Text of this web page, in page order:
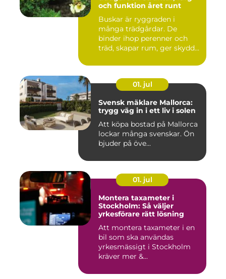
och funktion året runt
Buskar är ryggraden i
många trädgårdar. De
binder ihop perenner och
träd, skapar rum, ger skydd
01. jul
Svensk mäklare Mallorca:
trygg väg in i ett liv i solen
Att köpa bostad på Mallorca
lockar många svenskar. Ön
bjuder på öve...
01. jul
Montera taxameter i
Stockholm: Så väljer
yrkesförare rätt lösning
Att montera taxameter i en
bil som ska användas
yrkesmässigt i Stockholm
kräver mer &...